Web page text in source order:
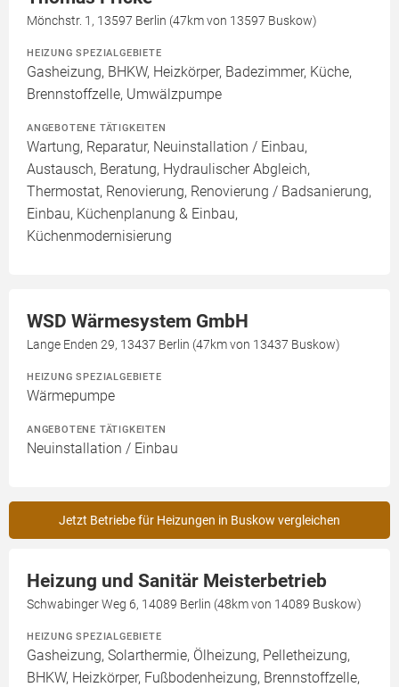
Mönchstr. 1, 13597 Berlin (47km von 13597 Buskow)
HEIZUNG SPEZIALGEBIETE
Gasheizung, BHKW, Heizkörper, Badezimmer, Küche,
Brennstoffzelle, Umwälzpumpe
ANGEBOTENE TÄTIGKEITEN
Wartung, Reparatur, Neuinstallation / Einbau,
Austausch, Beratung, Hydraulischer Abgleich,
Thermostat, Renovierung, Renovierung / Badsanierung,
Einbau, Küchenplanung & Einbau,
Küchenmodernisierung
WSD Wärmesystem GmbH
Lange Enden 29, 13437 Berlin (47km von 13437 Buskow)
HEIZUNG SPEZIALGEBIETE
Wärmepumpe
ANGEBOTENE TÄTIGKEITEN
Neuinstallation / Einbau
Jetzt Betriebe für Heizungen in Buskow vergleichen
Heizung und Sanitär Meisterbetrieb
Schwabinger Weg 6, 14089 Berlin (48km von 14089 Buskow)
HEIZUNG SPEZIALGEBIETE
Gasheizung, Solarthermie, Ölheizung, Pelletheizung,
BHKW, Heizkörper, Fußbodenheizung, Brennstoffzelle,